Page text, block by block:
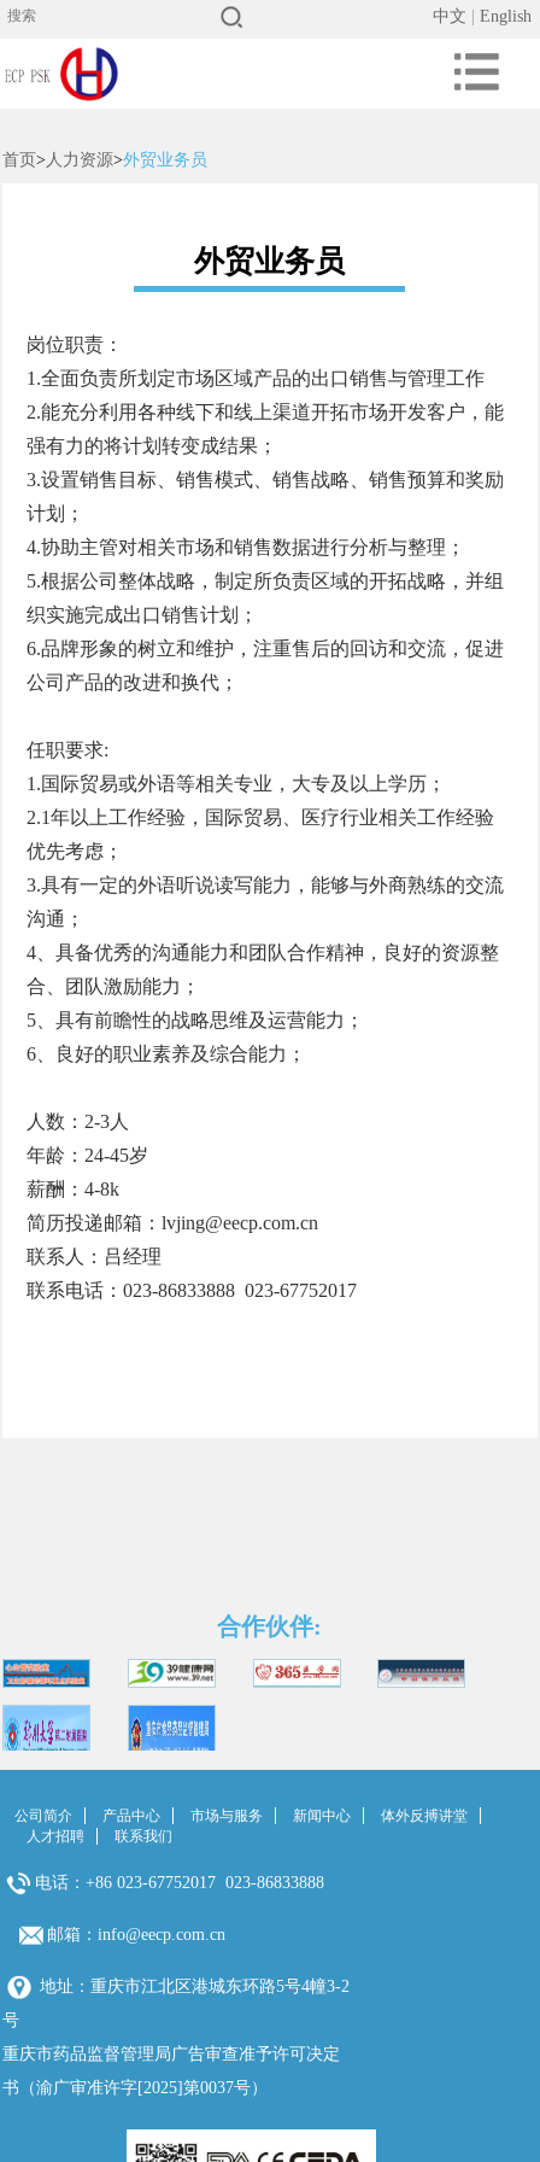
中文 English
首页> 人力资源>外贸业务员
外贸业务员
岗位职责：
1.全面负责所划定市场区域产品的出口销售与管理工作
2.能充分利用各种线下和线上渠道开拓市场开发客户，能
强有力的将计划转变成结果；
3.设置销售目标、销售模式、销售战略、销售预算和奖励
计划；
4.协助主管对相关市场和销售数据进行分析与整理；
5.根据公司整体战略，制定所负责区域的开拓战略，并组
织实施完成出口销售计划；
6.品牌形象的树立和维护，注重售后的回访和交流，促进
公司产品的改进和换代；
任职要求:
1.国际贸易或外语等相关专业，大专及以上学历；
2.1年以上工作经验，国际贸易、医疗行业相关工作经验
优先考虑；
3.具有一定的外语听说读写能力，能够与外商熟练的交流
沟通；
4、具备优秀的沟通能力和团队合作精神，良好的资源整
合、团队激励能力；
5、具有前瞻性的战略思维及运营能力；
6、良好的职业素养及综合能力；
人数：2-3人
年龄：24-45岁
薪酬：4-8k
简历投递邮箱：lvjing@eecp.com.cn
联系人：吕经理
联系电话：023-86833888 023-67752017
合作伙伴:
公司简介 产品中心 市场与服务 新闻中心
体外反搏讲堂
人才招聘
联系我们
电话：+86 023-67752017 023-86833888
邮箱：info@eecp.com.cn
地址：重庆市江北区港城东环路5号4幢3-2
号
重庆市药品监督管理局广告审查准予许可决定
书（渝广审准许字[2025]第0037号）